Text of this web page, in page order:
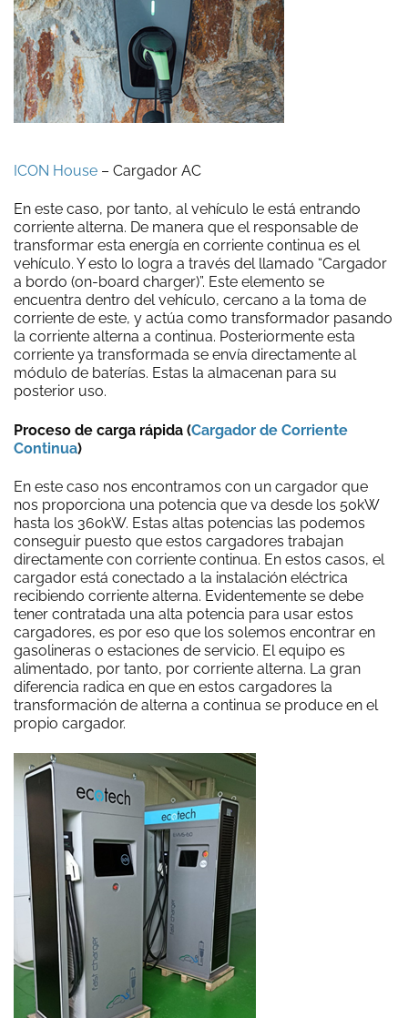
ICON House – Cargador AC
En este caso, por tanto, al vehículo le está entrando
corriente alterna. De manera que el responsable de
transformar esta energía en corriente continua es el
vehículo. Y esto lo logra a través del llamado “Cargador
a bordo (on-board charger)”. Este elemento se
encuentra dentro del vehículo, cercano a la toma de
corriente de este, y actúa como transformador pasando
la corriente alterna a continua. Posteriormente esta
corriente ya transformada se envía directamente al
módulo de baterías. Estas la almacenan para su
posterior uso.
Proceso de carga rápida (Cargador de Corriente
Continua)
En este caso nos encontramos con un cargador que
nos proporciona una potencia que va desde los 50kW
hasta los 360kW. Estas altas potencias las podemos
conseguir puesto que estos cargadores trabajan
directamente con corriente continua. En estos casos, el
cargador está conectado a la instalación eléctrica
recibiendo corriente alterna. Evidentemente se debe
tener contratada una alta potencia para usar estos
cargadores, es por eso que los solemos encontrar en
gasolineras o estaciones de servicio. El equipo es
alimentado, por tanto, por corriente alterna. La gran
diferencia radica en que en estos cargadores la
transformación de alterna a continua se produce en el
propio cargador.